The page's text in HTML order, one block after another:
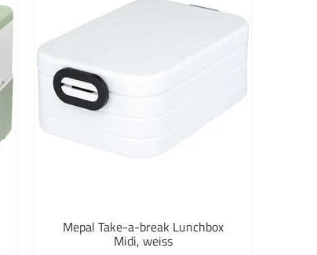
Mepal Take-a-break Lunchbox
Midi, weiss